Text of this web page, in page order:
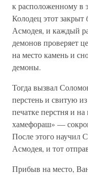
к расположенному в
Колодец этот
Асмодея, и каждый
демонов проверяет
на место камень и
демоны.
Тогда вызвал
перстень и свитую
печатке перстня и
хамефораш» —
После этого научил
Асмодея, и тот
Прибыв на место,